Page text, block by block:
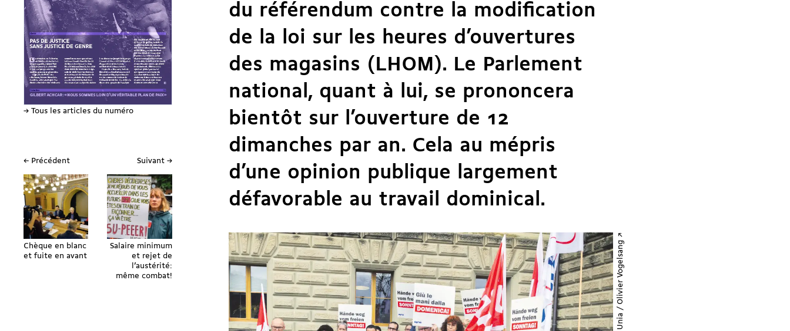
→ Tous les articles du numéro
← Précédent
Chèque en blanc
et fuite en avant
Suivant →
Salaire minimum
et rejet de
l’austérité:
même combat!
du référendum contre la modification
de la loi sur les heures d’ouvertures
des magasins (LHOM). Le Parlement
national, quant à lui, se prononcera
bientôt sur l’ouverture de 12
dimanches par an. Cela au mépris
d’une opinion publique largement
défavorable au travail dominical.
Unia / Olivier Vogelsang ↗